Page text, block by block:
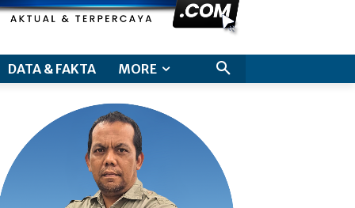
DATA & FAKTA MORE